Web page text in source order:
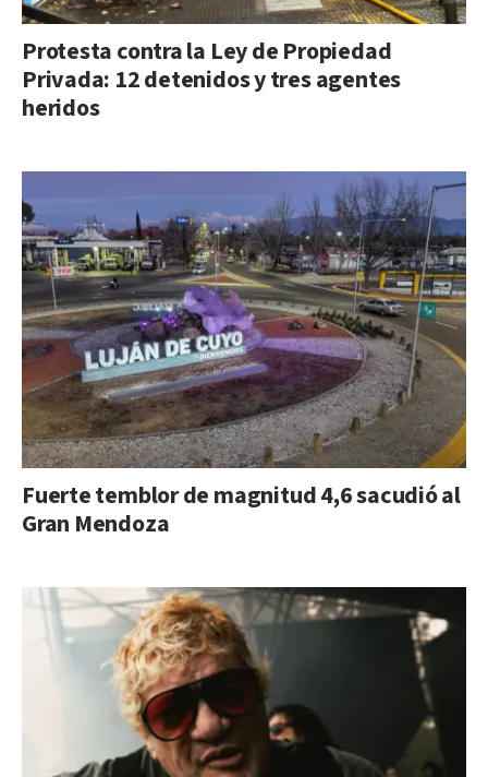
Protesta contra la Ley de Propiedad
Privada: 12 detenidos y tres agentes
heridos
Fuerte temblor de magnitud 4,6 sacudió al
Gran Mendoza